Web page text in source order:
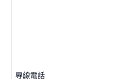
專線電話